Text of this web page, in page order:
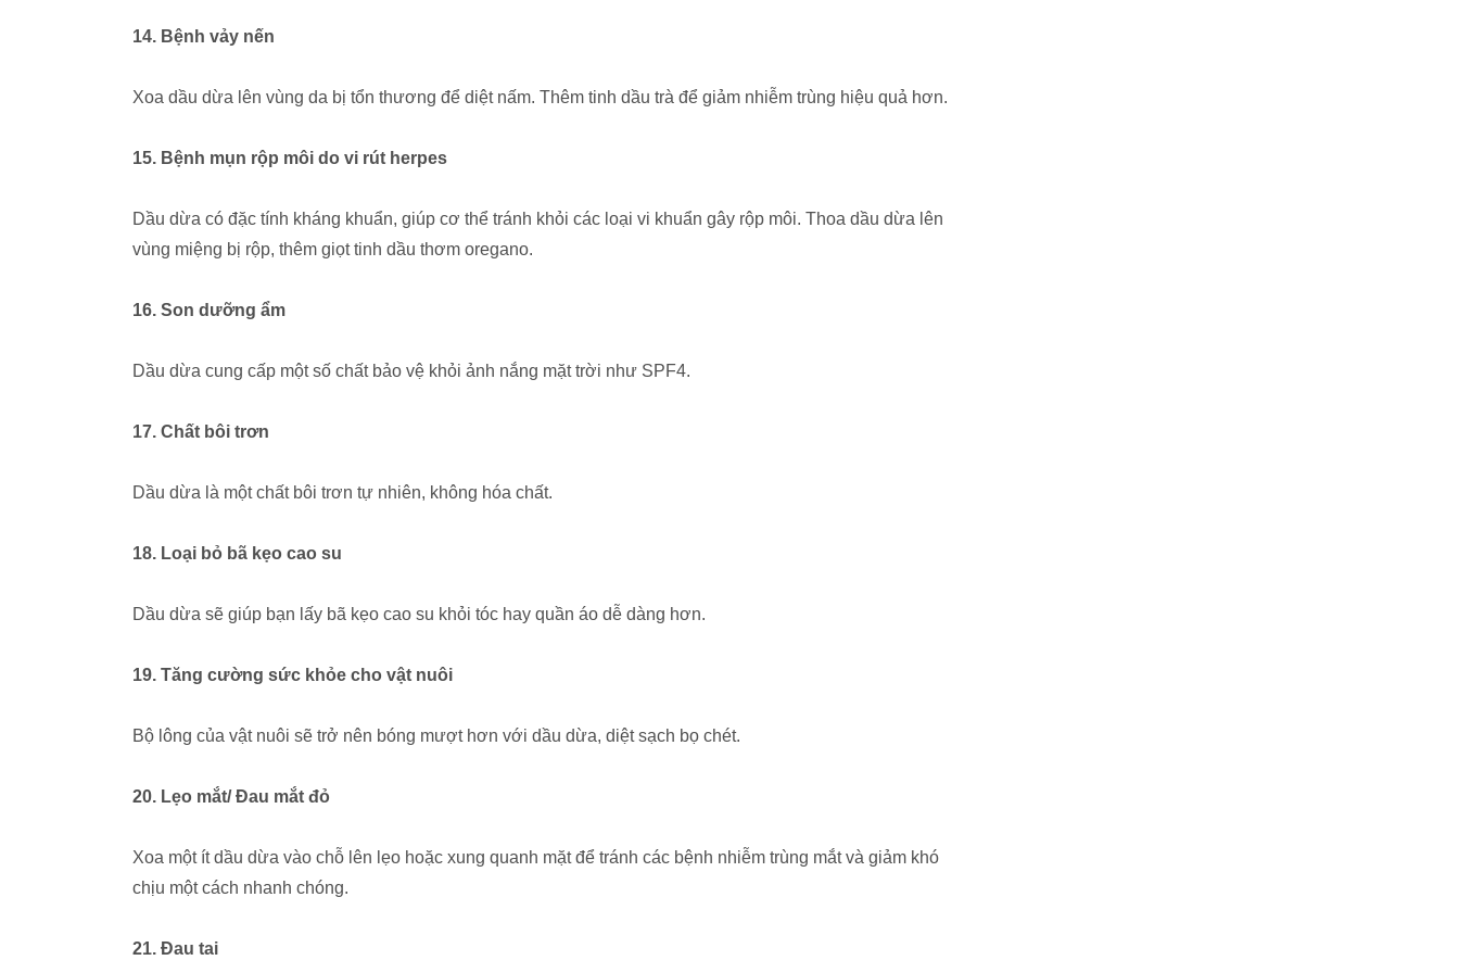
14. Bệnh vảy nến
Xoa dầu dừa lên vùng da bị tổn thương để diệt nấm. Thêm tinh dầu trà để giảm nhiễm trùng hiệu quả hơn.
15. Bệnh mụn rộp môi do vi rút herpes
Dầu dừa có đặc tính kháng khuẩn, giúp cơ thể tránh khỏi các loại vi khuẩn gây rộp môi. Thoa dầu dừa lên
vùng miệng bị rộp, thêm giọt tinh dầu thơm oregano.
16. Son dưỡng ẩm
Dầu dừa cung cấp một số chất bảo vệ khỏi ảnh nắng mặt trời như SPF4.
17. Chất bôi trơn
Dầu dừa là một chất bôi trơn tự nhiên, không hóa chất.
18. Loại bỏ bã kẹo cao su
Dầu dừa sẽ giúp bạn lấy bã kẹo cao su khỏi tóc hay quần áo dễ dàng hơn.
19. Tăng cường sức khỏe cho vật nuôi
Bộ lông của vật nuôi sẽ trở nên bóng mượt hơn với dầu dừa, diệt sạch bọ chét.
20. Lẹo mắt/ Đau mắt đỏ
Xoa một ít dầu dừa vào chỗ lên lẹo hoặc xung quanh mặt để tránh các bệnh nhiễm trùng mắt và giảm khó
chịu một cách nhanh chóng.
21. Đau tai